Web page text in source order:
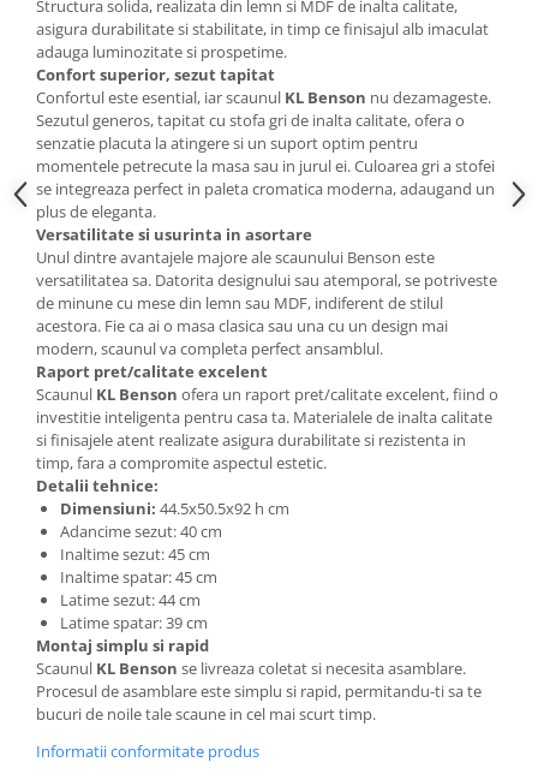
Scaune birou pentru copii
Saltele patuturi copii
Paturi copii
Masa si scaune gradinita
Seturi comode living si dormitor
Structura solida, realizata din lemn si MDF de inalta calitate,
asigura durabilitate si stabilitate, in timp ce finisajul alb imaculat
adauga luminozitate si prospetime.
Confort superior, sezut tapitat
Confortul este esential, iar scaunul KL Benson nu dezamageste.
Sezutul generos, tapitat cu stofa gri de inalta calitate, ofera o
senzatie placuta la atingere si un suport optim pentru
momentele petrecute la masa sau in jurul ei. Culoarea gri a stofei
se integreaza perfect in paleta cromatica moderna, adaugand un
plus de eleganta.
Versatilitate si usurinta in asortare
Unul dintre avantajele majore ale scaunului Benson este
versatilitatea sa. Datorita designului sau atemporal, se potriveste
de minune cu mese din lemn sau MDF, indiferent de stilul
acestora. Fie ca ai o masa clasica sau una cu un design mai
modern, scaunul va completa perfect ansamblul.
Raport pret/calitate excelent
Scaunul KL Benson ofera un raport pret/calitate excelent, fiind o
investitie inteligenta pentru casa ta. Materialele de inalta calitate
si finisajele atent realizate asigura durabilitate si rezistenta in
timp, fara a compromite aspectul estetic.
Detalii tehnice:
Dimensiuni: 44.5x50.5x92 h cm
Adancime sezut: 40 cm
Inaltime sezut: 45 cm
Inaltime spatar: 45 cm
Latime sezut: 44 cm
Latime spatar: 39 cm
Montaj simplu si rapid
Scaunul KL Benson se livreaza coletat si necesita asamblare.
Procesul de asamblare este simplu si rapid, permitandu-ti sa te
bucuri de noile tale scaune in cel mai scurt timp.
Informatii conformitate produs